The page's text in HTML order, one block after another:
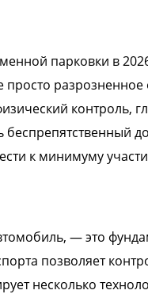
парковки в
контроль,
к минимуму
— это
позволяет
несколько